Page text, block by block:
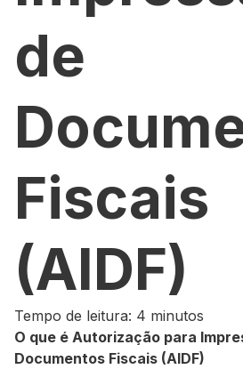
de
Fiscais
(AIDF)
Tempo de leitura: 4 minutos
O que é Autorização para
Documentos Fiscais (AIDF)